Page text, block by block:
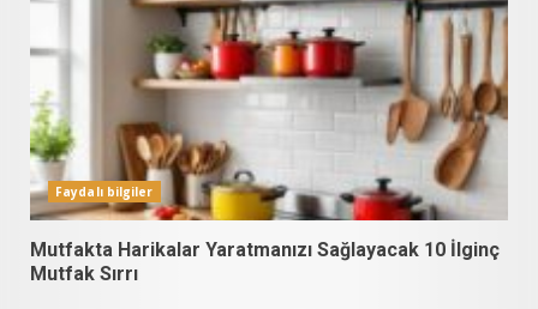
Faydalı bilgiler
Mutfakta Harikalar Yaratmanızı Sağlayacak 10 İlginç
Mutfak Sırrı